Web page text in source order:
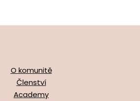
O komunitě
Členství
Academy